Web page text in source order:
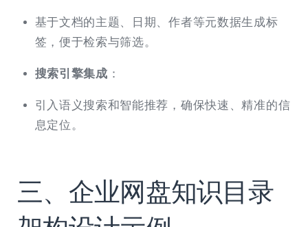
基于文档的主题、日期、作者等元数据生成标
签，便于检索与筛选。
搜索引擎集成 ：
引入语义搜索和智能推荐，确保快速、精准的信
息定位。
三、企业网盘知识目录